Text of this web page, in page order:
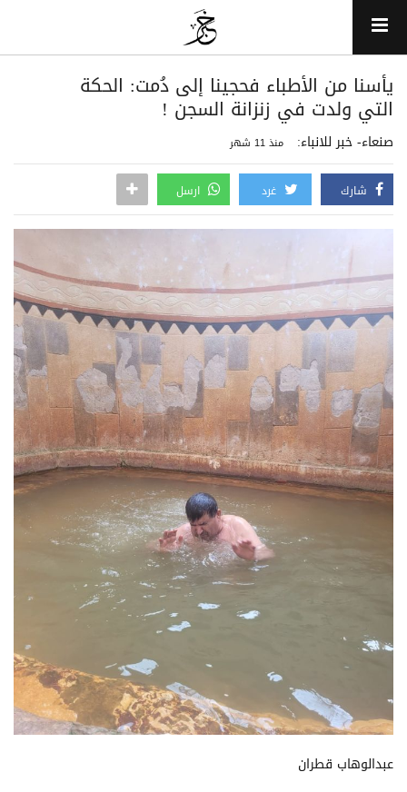
يأسنا من الأطباء فحجينا إلى دُمت: الحكة
التي ولدت في زنزانة السجن !
صنعاء- خبر للانباء: منذ 11 شهر
شارك غرد ارسل
عبدالوهاب قطران